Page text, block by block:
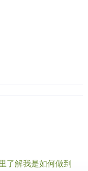
了解我是如何做到